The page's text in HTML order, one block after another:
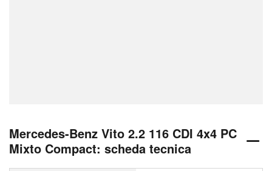
Mercedes-Benz Vito 2.2 116 CDI 4x4 PC
Mixto Compact: scheda tecnica